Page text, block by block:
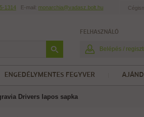
1314 E-mail: monarchia@vadasz.bolt.hu
FELHASZNÁLÓ
Belépés /
ENGEDÉLYMENTES FEGYVER
Drivers lapos sapka